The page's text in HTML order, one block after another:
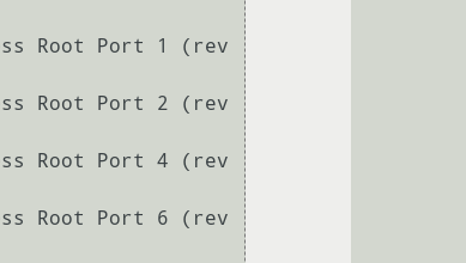
Root Port 1 (rev
Root Port 2 (rev
Root Port 4 (rev
Root Port 6 (rev